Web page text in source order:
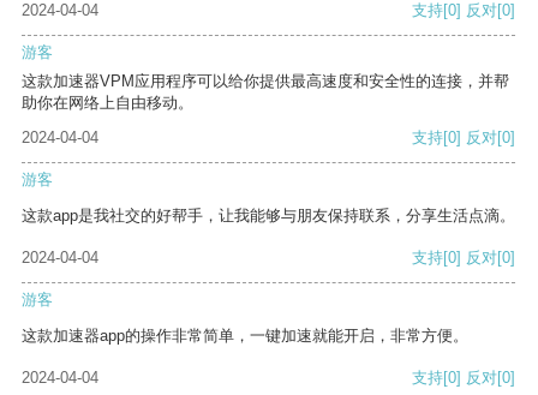
2024-04-04
支持[0] 反对[0]
游客
这款加速器VPM应用程序可以给你提供最高速度和安全性的连接，并帮
助你在网络上自由移动。
2024-04-04
支持[0] 反对[0]
游客
这款app是我社交的好帮手，让我能够与朋友保持联系，分享生活点滴。
2024-04-04 支持[0] 反对[0]
游客
这款加速器app的操作非常简单，一键加速就能开启，非常方便。
2024-04-04 支持[0] 反对[0]